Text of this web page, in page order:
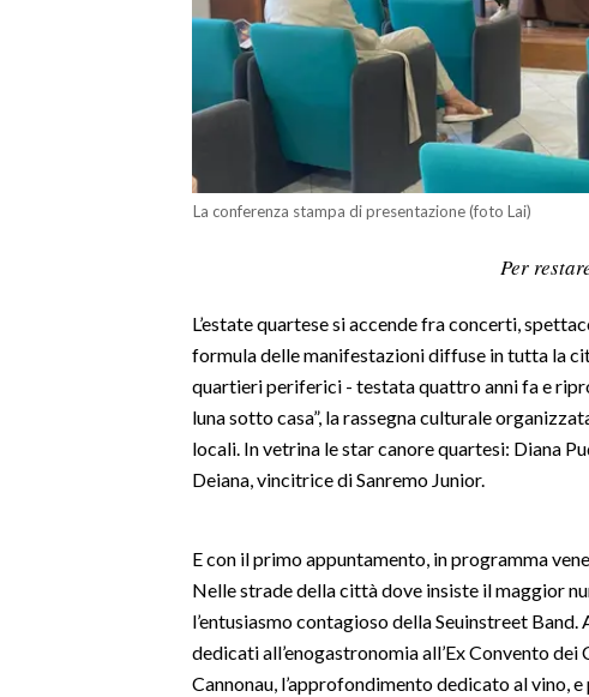
La conferenza stampa di presentazione (foto Lai)
Per
L’estate quartese si accende fra concerti,
formula delle manifestazioni diffuse in tutta la
quartieri periferici - testata quattro anni fa e
luna sotto casa”, la rassegna culturale
locali. In vetrina le star canore quartesi: Diana
Deiana, vincitrice di Sanremo Junior.
E con il primo appuntamento, in programma
Nelle strade della città dove insiste il maggior
l’entusiasmo contagioso della Seuinstreet
dedicati all’enogastronomia all’Ex Convento
Cannonau, l’approfondimento dedicato al vino,